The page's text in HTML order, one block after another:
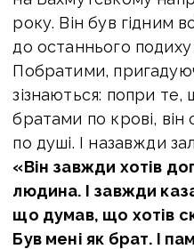
року. Він був гідним
до останнього
Побратими,
зізнаються: попри
братами по крові,
по душі. І назавжди
«Він завжди хотів
людина. І завжди
що думав, що хотів
Був мені як брат. І